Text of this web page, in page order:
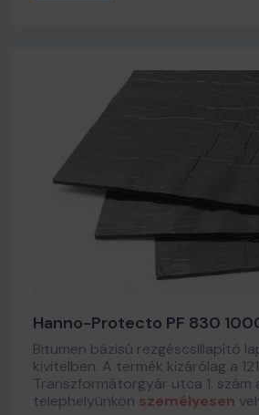
Hanno-Protecto PF 830
Bitumen bázisú rezgéscsillapító
kivitelben. A termék kizárólag a
Transzformátorgyár utca 1. szám
telephelyünkön személyesen